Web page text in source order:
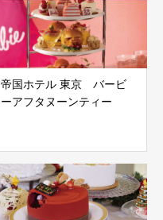
帝国ホテル 東京 バービ
ーアフタヌーンティー